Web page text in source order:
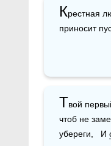
Крестная
приносит
Твой
чтоб не
убереги,   И